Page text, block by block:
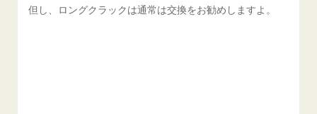
但し、ロングクラックは通常は交換をお勧めしますよ。